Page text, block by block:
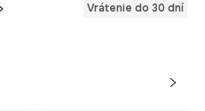
Vrátenie do 30 dní